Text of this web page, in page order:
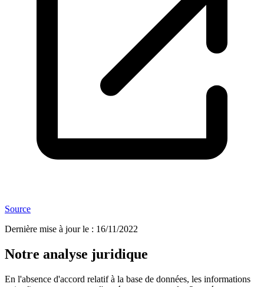
Source
Dernière mise à jour le : 16/11/2022
Notre analyse juridique
En l'absence d'accord relatif à la base de données, les informations